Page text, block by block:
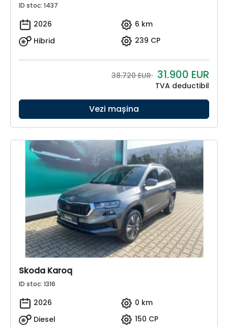
ID stoc: 1437
2026
6 km
Hibrid
239 CP
38.720 EUR 31.900 EUR
TVA deductibil
Vezi mașina
Skoda Karoq
ID stoc: 1316
2026
0 km
Diesel
150 CP